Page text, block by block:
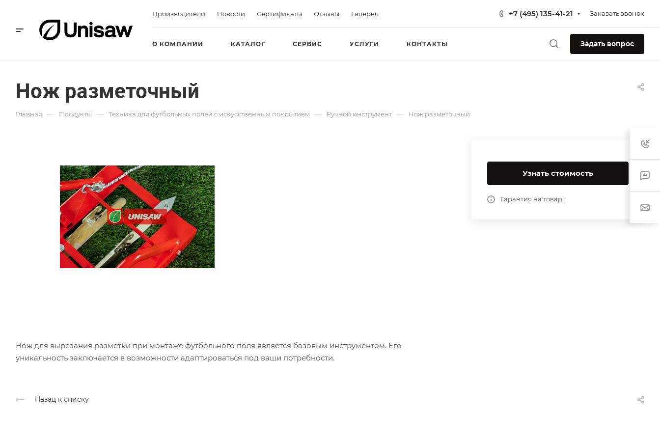
Производители Новости Сертификаты Отзывы Галерея +7 (495) 135-41-21 Заказать звонок
О КОМПАНИИ КАТАЛОГ СЕРВИС УСЛУГИ КОНТАКТЫ Задать вопрос
Нож разметочный
Главная — Продукты — Техника для футбольных полей с искусственным покрытием — Ручной инструмент — Нож разметочный
Узнать стоимость
Гарантия на товар:
Нож для вырезания разметки при монтаже футбольного поля является базовым инструментом. Его
уникальность заключается в возможности адаптироваться под ваши потребности.
Назад к списку